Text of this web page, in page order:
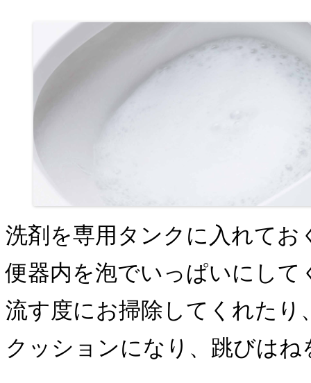
洗剤を専用タンクに入れてお
便器内を泡でいっぱいにして
流す度にお掃除してくれたり
クッションになり、跳びは